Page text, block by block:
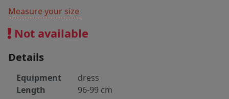
Measure your size
Not available
Details
Equipment
dress
Length
96-99 cm